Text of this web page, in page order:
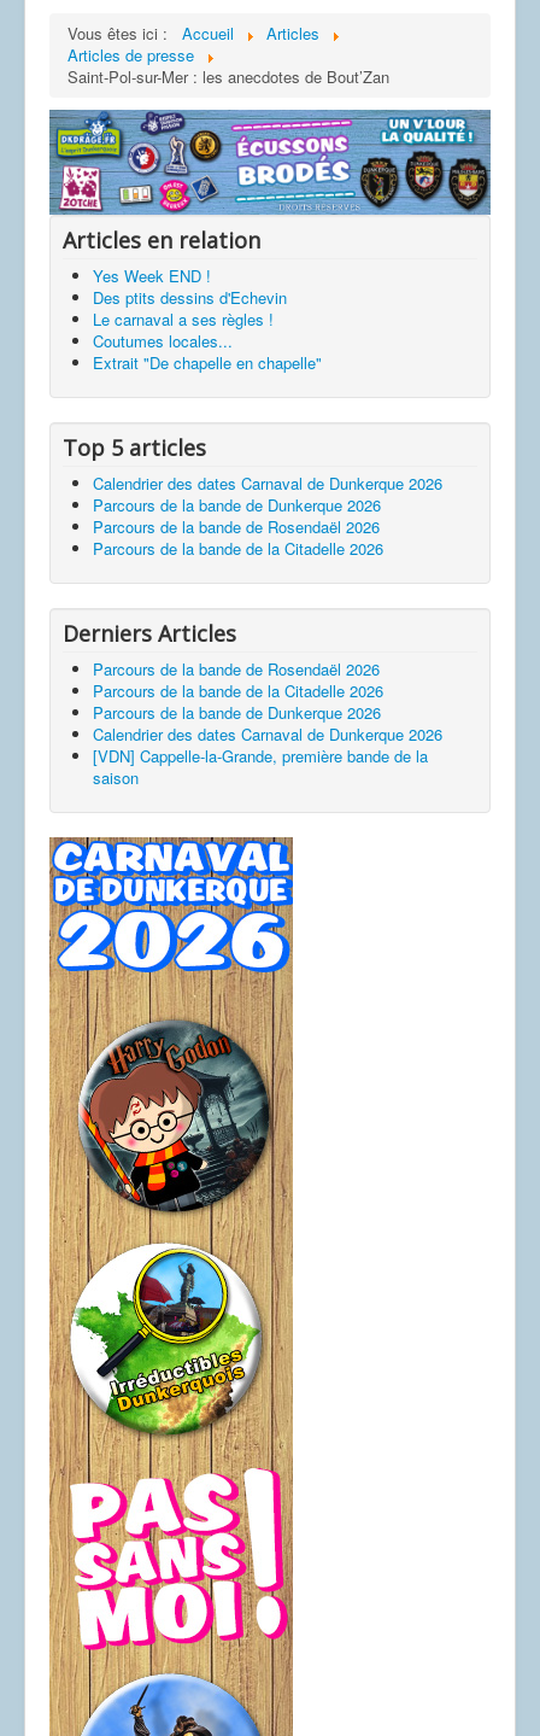
Vous êtes ici : Accueil
Articles
Articles de presse
Saint-Pol-sur-Mer : les anecdotes de Bout’Zan
Articles en relation
Yes Week END !
Des ptits dessins d'Echevin
Le carnaval a ses règles !
Coutumes locales...
Extrait "De chapelle en chapelle"
Top 5 articles
Calendrier des dates Carnaval de Dunkerque 2026
Parcours de la bande de Dunkerque 2026
Parcours de la bande de Rosendaël 2026
Parcours de la bande de la Citadelle 2026
Derniers Articles
Parcours de la bande de Rosendaël 2026
Parcours de la bande de la Citadelle 2026
Parcours de la bande de Dunkerque 2026
Calendrier des dates Carnaval de Dunkerque 2026
[VDN] Cappelle-la-Grande, première bande de la
saison